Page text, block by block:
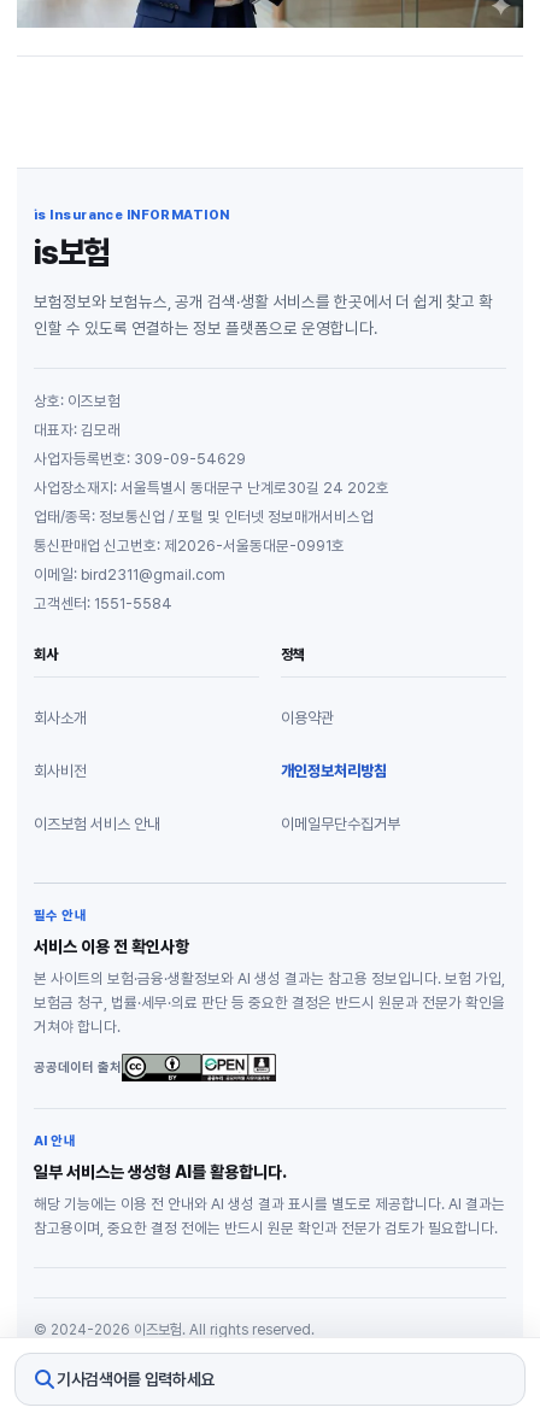
기사검색어를 입력하세요
is Insurance INFORMATION
is보험
보험정보와 보험뉴스, 공개 검색·생활 서비스를 한곳에서 더 쉽게 찾고 확
인할 수 있도록 연결하는 정보 플랫폼으로 운영합니다.
상호: 이즈보험
대표자: 김모래
사업자등록번호: 309-09-54629
사업장소재지: 서울특별시 동대문구 난계로30길 24 202호
업태/종목: 정보통신업 / 포털 및 인터넷 정보매개서비스업
통신판매업 신고번호: 제2026-서울동대문-0991호
이메일: bird2311@gmail.com
고객센터: 1551-5584
회사
회사소개
회사비전
이즈보험 서비스 안내
정책
이용약관
개인정보처리방침
이메일무단수집거부
필수 안내
서비스 이용 전 확인사항
본 사이트의 보험·금융·생활정보와 AI 생성 결과는 참고용 정보입니다. 보험 가입,
보험금 청구, 법률·세무·의료 판단 등 중요한 결정은 반드시 원문과 전문가 확인을
거쳐야 합니다.
공공데이터 출처
AI 안내
일부 서비스는 생성형 AI를 활용합니다.
해당 기능에는 이용 전 안내와 AI 생성 결과 표시를 별도로 제공합니다. AI 결과는
참고용이며, 중요한 결정 전에는 반드시 원문 확인과 전문가 검토가 필요합니다.
© 2024-2026 이즈보험. All rights reserved.
개인정보처리방침